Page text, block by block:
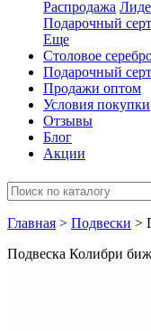
Распродажа
Подарочный
Еще
Столовое
Подарочный
Продажи оптом
Условия покупки
Отзывы
Блог
Акции
Главная > Подвески >
Подвеска Колибри